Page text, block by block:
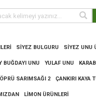
SIYEZ BULGURU SIYEZ UNU
BUĞDAYI UNU YULAF UNU
SARIMSAĞI 2 ÇANKIRI KAYA
LIMON ÜRÜNLERI